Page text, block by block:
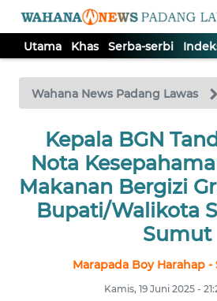
Utama Khas Serba-serbi
Wahana News Padang Lawas
Kepala BGN
Nota
Makanan Bergizi
Bupati/Walikota
Sumut
Marapada Boy Harahap -
Kamis, 19 Juni 2025 -
TV
Tutup
UTAMA
KHAS